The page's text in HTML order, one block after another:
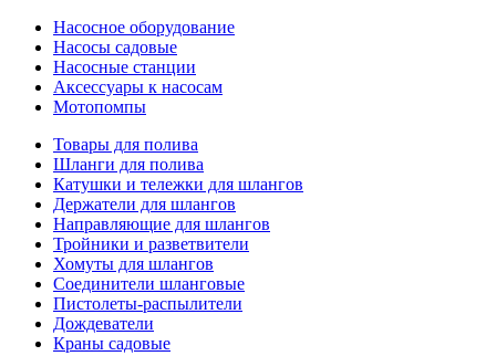
Насосное оборудование
Насосы садовые
Насосные станции
Аксессуары к насосам
Мотопомпы
Товары для полива
Шланги для полива
Катушки и тележки для шлангов
Держатели для шлангов
Направляющие для шлангов
Тройники и разветвители
Хомуты для шлангов
Соединители шланговые
Пистолеты-распылители
Дождеватели
Краны садовые